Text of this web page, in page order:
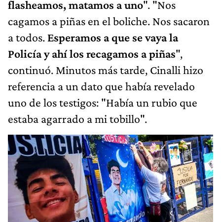
flasheamos, matamos a uno". "Nos
cagamos a piñas en el boliche. Nos sacaron
a todos. Esperamos a que se vaya la
Policía y ahí los recagamos a piñas",
continuó. Minutos más tarde, Cinalli hizo
referencia a un dato que había revelado
uno de los testigos: "Había un rubio que
estaba agarrado a mi tobillo".